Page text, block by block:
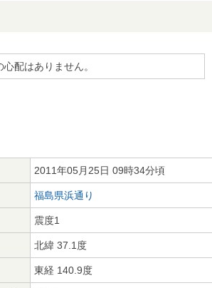
配はありません。
2011年05月25日 09時34分頃
福島県浜通り
震度1
北緯 37.1度
東経 140.9度